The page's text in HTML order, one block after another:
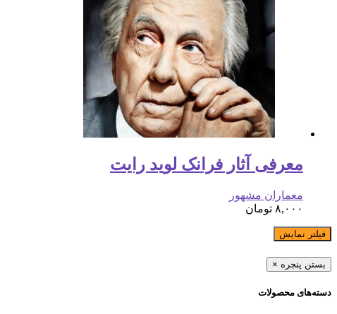
معرفی آثار فرانک لوید رایت
معماران مشهور
۸,۰۰۰ تومان
فیلتر نمایش
بستن پنجره ×
دسته‌های محصولات